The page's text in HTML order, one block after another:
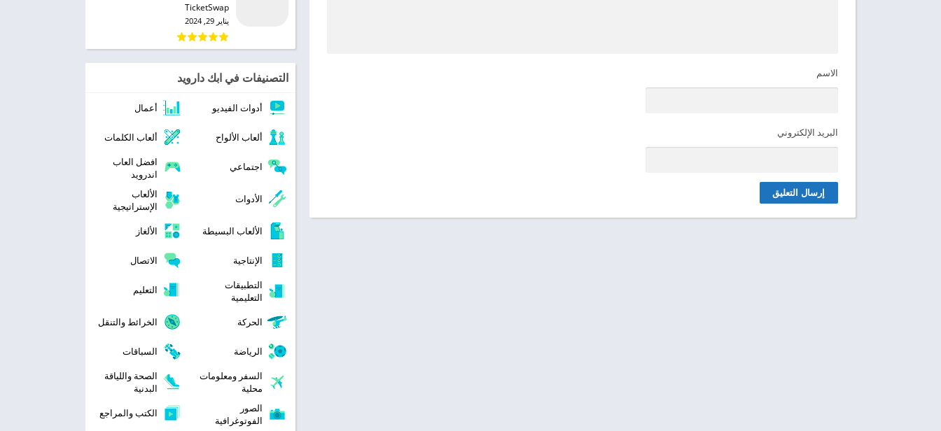
الاسم
البريد الإلكتروني
TicketSwap‏
يناير 29, 2024
التصنيفات في ابك دارويد
أدوات الفيديو أعمال
ألعاب الألواح ألعاب الكلمات
اجتماعي
افضل العاب
اندرويد
الأدوات
الألعاب
الإستراتيجية
الألعاب البسيطة
الألغاز
الإنتاجية
الاتصال
التطبيقات
التعليمية
التعليم
الحركة الخرائط والتنقل
الرياضة
السباقات
السفر ومعلومات
محلية
الصحة واللياقة
البدنية
الصور
الفوتوغرافية
الكتب والمراجع